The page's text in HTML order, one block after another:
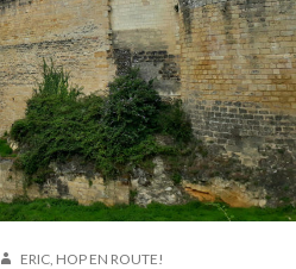
AUTEUR
ERIC, HOP EN ROUTE!